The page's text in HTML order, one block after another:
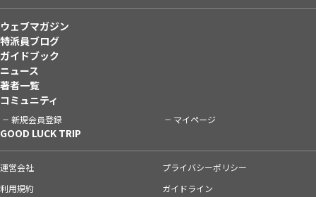
ウェブマガジン
特派員ブログ
ガイドブック
ニュース
著者一覧
コミュニティ
新規会員登録 マイページ
GOOD LUCK TRIP
運営会社
プライバシーポリシー
利用規約
ガイドライン